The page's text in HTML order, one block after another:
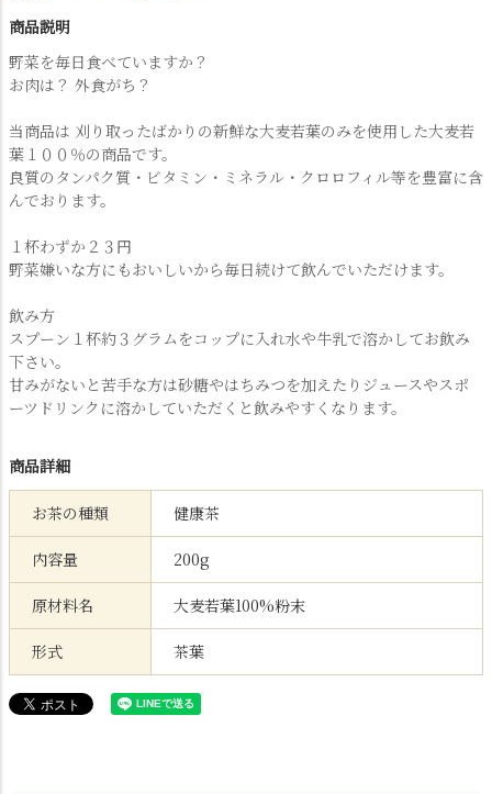
商品説明
野菜を毎日食べていますか？
お肉は？ 外食がち？
当商品は 刈り取ったばかりの新鮮な大麦若葉のみを使用した大麦若
葉１００％の商品です。
良質のタンパク質・ビタミン・ミネラル・クロロフィル等を豊富に含
んでおります。
１杯わずか２３円
野菜嫌いな方にもおいしいから毎日続けて飲んでいただけます。
飲み方
スプーン１杯約３グラムをコップに入れ水や牛乳で溶かしてお飲み
下さい。
甘みがないと苦手な方は砂糖やはちみつを加えたりジュースやスポ
ーツドリンクに溶かしていただくと飲みやすくなります。
商品詳細
お茶の種類 健康茶
内容量 200g
原材料名 大麦若葉100%粉末
形式 茶葉